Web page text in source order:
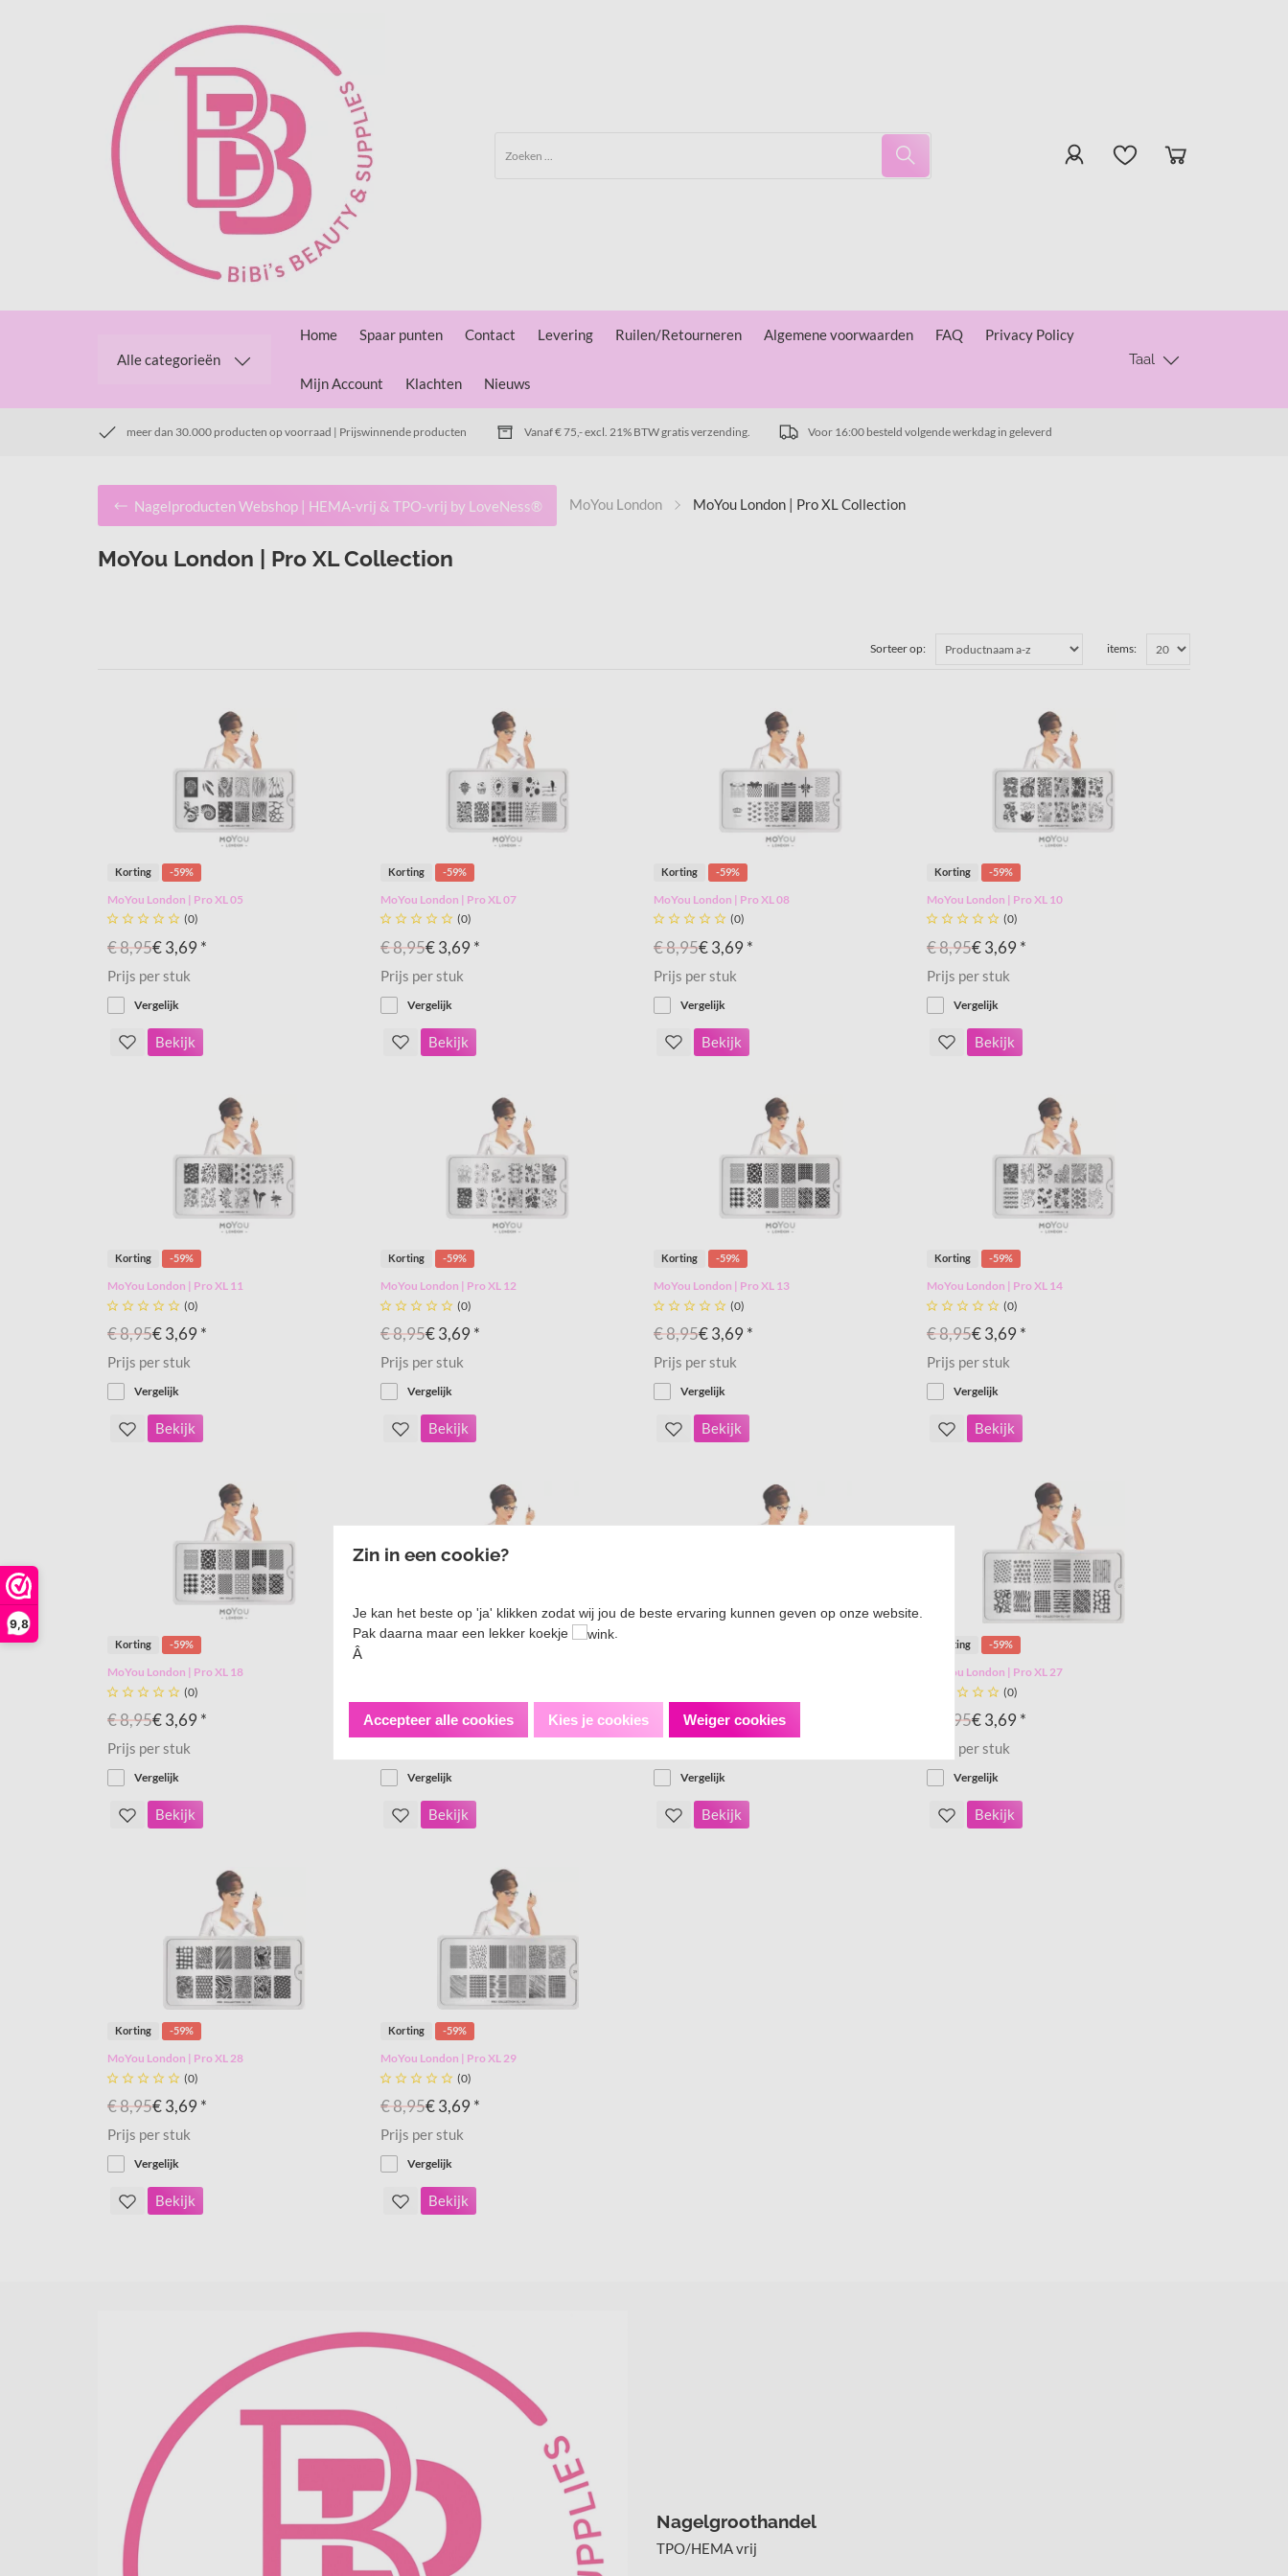
9,8
Alle categorieën
Home Spaar punten Contact Levering Ruilen/Retourneren Algemene voorwaarden FAQ Privacy Policy
Mijn Account Klachten Nieuws
Taal
meer dan 30.000 producten op voorraad | Prijswinnende producten Vanaf € 75,- excl. 21% BTW gratis verzending. Voor 16:00 besteld volgende werkdag in geleverd
Nagelproducten Webshop | HEMA-vrij & TPO-vrij by LoveNess® MoYou London MoYou London | Pro XL Collection
MoYou London | Pro XL Collection
Sorteer op: items:
Korting -59%
MoYou London | Pro XL 05
     (0)
€ 8,95€ 3,69 *
Prijs per stuk
Vergelijk
Bekijk
Korting -59%
MoYou London | Pro XL 07
     (0)
€ 8,95€ 3,69 *
Prijs per stuk
Vergelijk
Bekijk
Korting -59%
MoYou London | Pro XL 08
     (0)
€ 8,95€ 3,69 *
Prijs per stuk
Vergelijk
Bekijk
Korting -59%
MoYou London | Pro XL 10
     (0)
€ 8,95€ 3,69 *
Prijs per stuk
Vergelijk
Bekijk
Korting -59%
MoYou London | Pro XL 11
     (0)
€ 8,95€ 3,69 *
Prijs per stuk
Vergelijk
Bekijk
Korting -59%
MoYou London | Pro XL 12
     (0)
€ 8,95€ 3,69 *
Prijs per stuk
Vergelijk
Bekijk
Korting -59%
MoYou London | Pro XL 13
     (0)
€ 8,95€ 3,69 *
Prijs per stuk
Vergelijk
Bekijk
Korting -59%
MoYou London | Pro XL 14
     (0)
€ 8,95€ 3,69 *
Prijs per stuk
Vergelijk
Bekijk
Korting -59%
MoYou London | Pro XL 18
     (0)
€ 8,95€ 3,69 *
Prijs per stuk
Vergelijk
Bekijk
€ 8,95€ 3,69 *
Vergelijk
Bekijk
€ 8,95€ 3,69 *
Vergelijk
Bekijk
Korting -59%
MoYou London | Pro XL 27
   (0)
€ 8,95€ 3,69 *
Prijs per stuk
Vergelijk
Bekijk
Korting -59%
MoYou London | Pro XL 28
     (0)
€ 8,95€ 3,69 *
Prijs per stuk
Vergelijk
Bekijk
Korting -59%
MoYou London | Pro XL 29
     (0)
€ 8,95€ 3,69 *
Prijs per stuk
Vergelijk
Bekijk
Nagelgroothandel
TPO/HEMA vrij
Zin in een cookie?
Je kan het beste op 'ja' klikken zodat wij jou de beste ervaring kunnen geven op onze website.
Pak daarna maar een lekker koekje
Â
Accepteer alle cookies Kies je cookies Weiger cookies